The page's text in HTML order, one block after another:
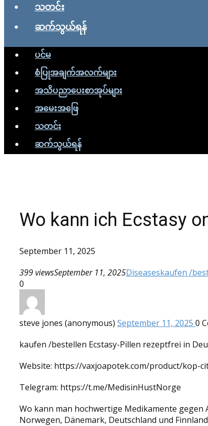
သတင်း
ဆက်သွယ်ရန်
ပင်မ
စံပြုအချက်အလက်များ
အသိပညာပေးစာအုပ်များ
အမေးအဖြေ
သတင်း
ဆက်သွယ်ရန်
Wo kann ich Ecstasy
September 11, 2025
399 viewsSeptember 11, 2025Diseaseskaufen /
0
steve jones (anonymous) September 11, 2025 0
kaufen /bestellen Ecstasy-Pillen rezeptfrei in
Website: https://vaxjoapotek.com/product/kop-
Telegram: https://t.me/MedisinHustNorge
Wo kann man hochwertige Medikamente gegen
Norwegen, Dänemark, Deutschland und